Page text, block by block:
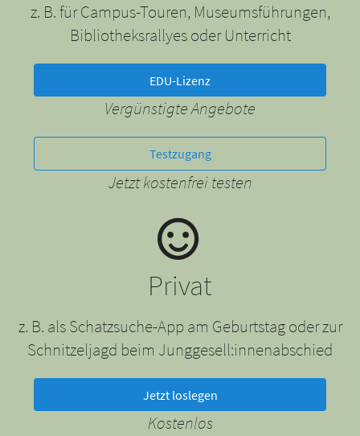
z. B. für Campus-Touren, Museumsführungen,
Bibliotheksrallyes oder Unterricht
EDU-Lizenz
Vergünstigte Angebote
Testzugang
Jetzt kostenfrei testen
Privat
z. B. als Schatzsuche-App am Geburtstag oder zur
Schnitzeljagd beim Junggesell:innenabschied
Jetzt loslegen
Kostenlos